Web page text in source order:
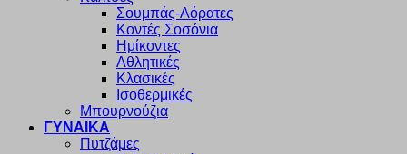
Σουμπάς-Αόρατες
Κοντές Σοσόνια
Ημίκοντες
Αθλητικές
Κλασικές
Ισοθερμικές
Μπουρνούζια
ΓΥΝΑΙΚΑ
Πυτζάμες